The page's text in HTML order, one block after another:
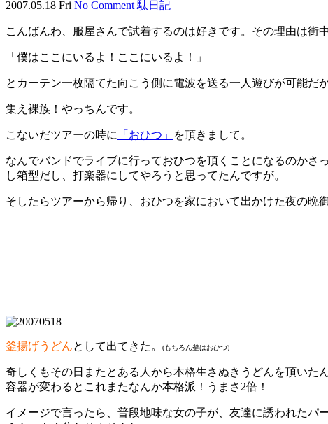
2007.05.18 Fri No Comment 駄日記
こんばんわ、服屋さんで試着するのは好きです。その理由は
「僕はここにいるよ！ここにいるよ！」
とカーテン一枚隔てた向こう側に電波を送る一人遊びが可能だか
集え裸族！やっちんです。
こないだツアーの時に 「おひつ」 を頂きまして。
なんでバンドでライブに行っておひつを頂くことになるのか
し箱型だし、打楽器にしてやろうと思ってたんですが。
そしたらツアーから帰り、おひつを家において出かけた夜の晩御
釜揚げうどんとして出てきた。 (もちろん釜はおひつ)
奇しくもその日またとある人から本格生さぬきうどんを頂いたん
容器が変わるとこれまたなんか本格派！うまさ2倍！
イメージで言ったら、普段地味な女の子が、友達に誘われたパ